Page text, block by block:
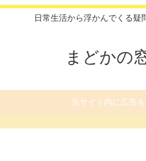
日常生活から浮かんでくる疑
まどかの
当サイト内に広告